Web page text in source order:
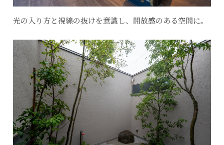
光の入り方と視線の抜けを意識し、開放感のある空間に。